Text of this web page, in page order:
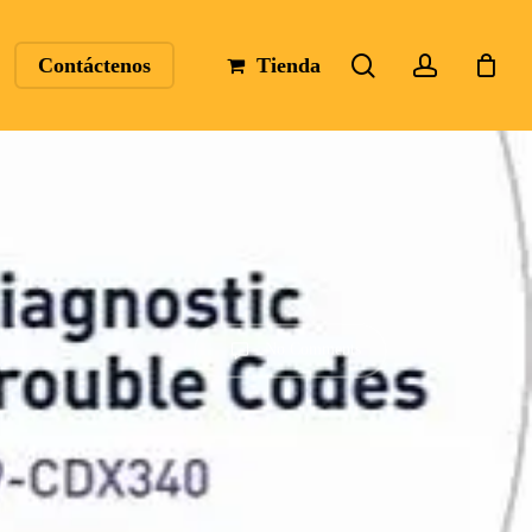
Contáctenos Tienda searchaccount
No Comments